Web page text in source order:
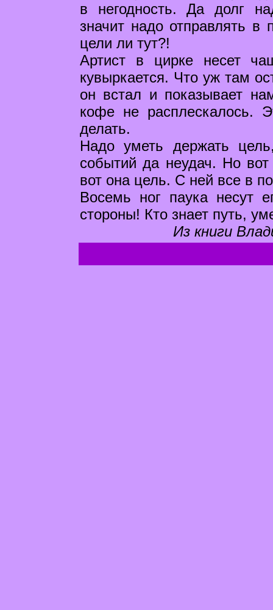
в негодность. Да долг
значит надо отправлять
цели ли тут?!
Артист в цирке несет
кувыркается. Что уж там
он встал и показывает
кофе не расплескалось.
делать.
Надо уметь держать
событий да неудач. Но
вот она цель. C ней все в
Восемь ног паука несут
стороны! Кто знает путь,
Из книги